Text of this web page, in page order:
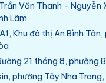
Văn Thanh - Nguyễn
Lâm
Khu đô thị An Bình
21 tháng 8, phường
phường Tây Nha Trang,